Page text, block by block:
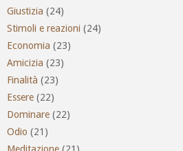
Giustizia (24)
Stimoli e reazioni (24)
Economia (23)
Amicizia (23)
Finalità (23)
Essere (22)
Dominare (22)
Odio (21)